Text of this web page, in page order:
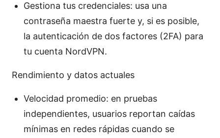
Gestiona tus credenciales: usa una
contraseña maestra fuerte y, si es posible,
la autenticación de dos factores (2FA) para
tu cuenta NordVPN.
Rendimiento y datos actuales
Velocidad promedio: en pruebas
independientes, usuarios reportan caídas
mínimas en redes rápidas cuando se